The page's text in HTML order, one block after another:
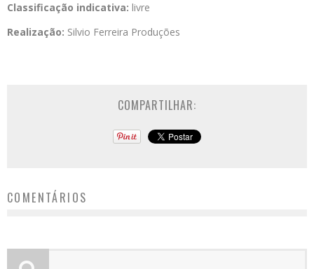
Classificação indicativa: livre
Realização: Silvio Ferreira Produções
COMPARTILHAR:
COMENTÁRIOS